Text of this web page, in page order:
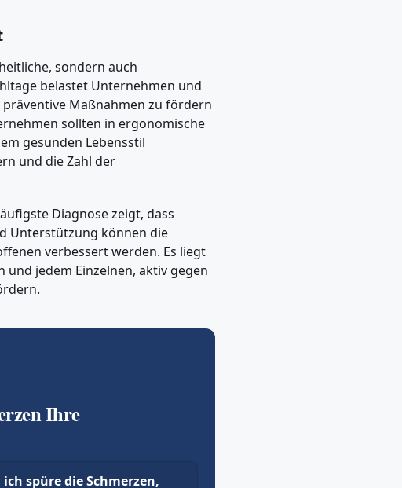
sondern auch
belastet Unternehmen und
Maßnahmen zu fördern
sollten in ergonomische
gesunden Lebensstil
und die Zahl der
Diagnose zeigt, dass
Unterstützung können die
verbessert werden. Es liegt
jedem Einzelnen, aktiv gegen
Ihre
spüre die Schmerzen,